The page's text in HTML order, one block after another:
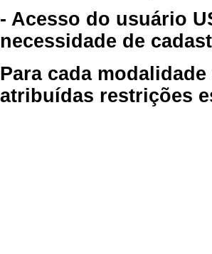
- Acesso do usuário
necessidade de
Para cada
atribuídas restrições